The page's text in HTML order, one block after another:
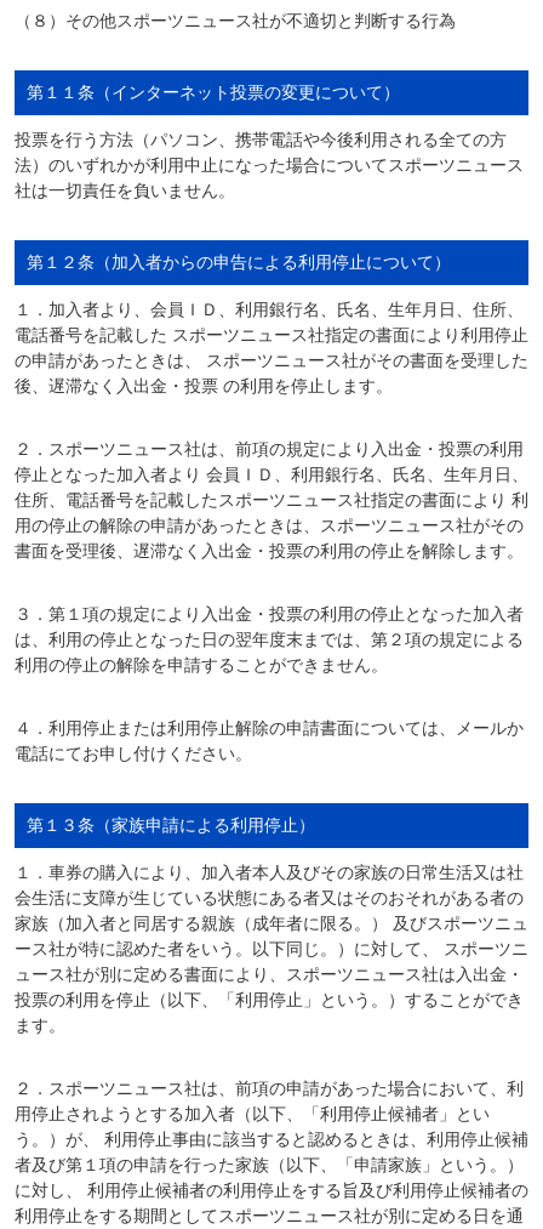
（８）その他スポーツニュース社が不適切と判断する行為
第１１条（インターネット投票の変更について）
投票を行う方法（パソコン、携帯電話や今後利用される全ての方
法）のいずれかが利用中止になった場合についてスポーツニュース
社は一切責任を負いません。
第１２条（加入者からの申告による利用停止について）
１．加入者より、会員ＩＤ、利用銀行名、氏名、生年月日、住所、
電話番号を記載した スポーツニュース社指定の書面により利用停止
の申請があったときは、 スポーツニュース社がその書面を受理した
後、遅滞なく入出金・投票 の利用を停止します。
２．スポーツニュース社は、前項の規定により入出金・投票の利用
停止となった加入者より 会員ＩＤ、利用銀行名、氏名、生年月日、
住所、電話番号を記載したスポーツニュース社指定の書面により 利
用の停止の解除の申請があったときは、スポーツニュース社がその
書面を受理後、遅滞なく入出金・投票の利用の停止を解除します。
３．第１項の規定により入出金・投票の利用の停止となった加入者
は、利用の停止となった日の翌年度末までは、第２項の規定による
利用の停止の解除を申請することができません。
４．利用停止または利用停止解除の申請書面については、メールか
電話にてお申し付けください。
第１３条（家族申請による利用停止）
１．車券の購入により、加入者本人及びその家族の日常生活又は社
会生活に支障が生じている状態にある者又はそのおそれがある者の
家族（加入者と同居する親族（成年者に限る。） 及びスポーツニュ
ース社が特に認めた者をいう。以下同じ。）に対して、 スポーツニ
ュース社が別に定める書面により、スポーツニュース社は入出金・
投票の利用を停止（以下、「利用停止」という。）することができ
ます。
２．スポーツニュース社は、前項の申請があった場合において、利
用停止されようとする加入者（以下、「利用停止候補者」とい
う。）が、 利用停止事由に該当すると認めるときは、利用停止候補
者及び第１項の申請を行った家族（以下、「申請家族」という。）
に対し、 利用停止候補者の利用停止をする旨及び利用停止候補者の
利用停止をする期間としてスポーツニュース社が別に定める日を通